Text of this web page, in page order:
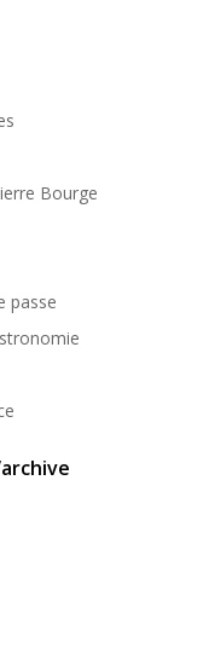
Bourge
passe